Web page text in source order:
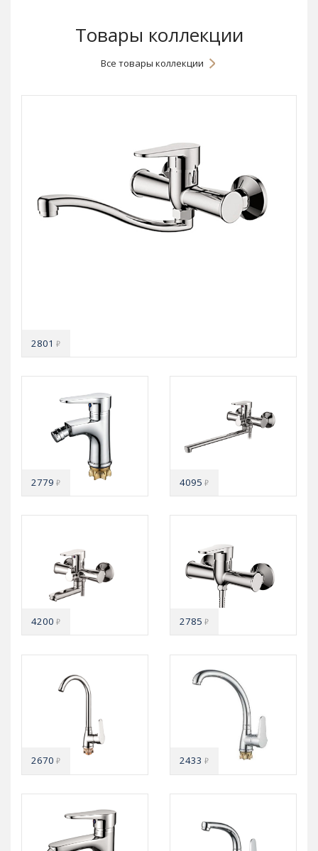
Товары коллекции
Все товары коллекции
2801₽
2779₽ 4095₽
4200₽ 2785₽
2670₽ 2433₽